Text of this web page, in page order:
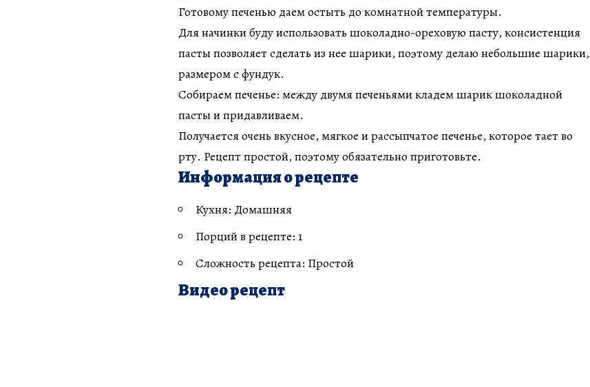
Готовому печенью даем остыть до комнатной температуры.
Для начинки буду использовать шоколадно-ореховую пасту, консистенция
пасты позволяет сделать из нее шарики, поэтому делаю небольшие шарики,
размером с фундук.
Собираем печенье: между двумя печеньями кладем шарик шоколадной
пасты и придавливаем.
Получается очень вкусное, мягкое и рассыпчатое печенье, которое тает во
рту. Рецепт простой, поэтому обязательно приготовьте.
Информация о рецепте
Кухня: Домашняя
Порций в рецепте: 1
Сложность рецепта: Простой
Видео рецепт